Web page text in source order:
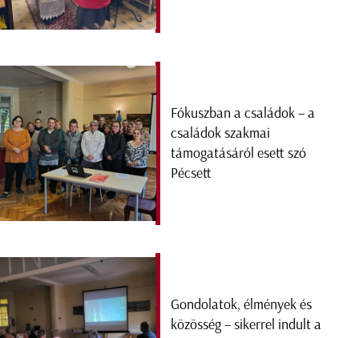
Fókuszban a családok – a
családok szakmai
támogatásáról esett szó
Pécsett
Gondolatok, élmények és
közösség – sikerrel indult a